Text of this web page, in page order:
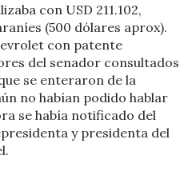
con USD 211.102,
(500 dólares aprox).
con patente
del senador consultados
se enteraron de la
no habían podido hablar
se había notificado del
y presidenta del